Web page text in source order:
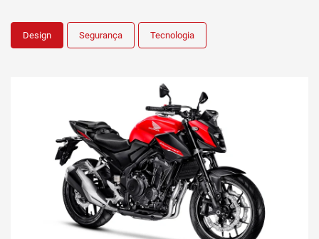
Design Segurança Tecnologia